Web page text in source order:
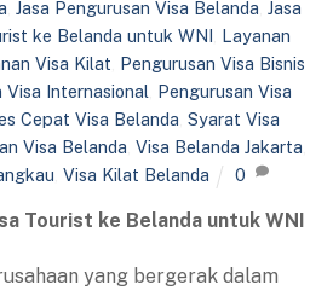
Jasa Pengurusan Visa Belanda Jasa
ke Belanda untuk WNI Layanan
Visa Kilat Pengurusan Visa Bisnis
Visa Internasional Pengurusan Visa
Cepat Visa Belanda Syarat Visa
Visa Belanda Visa Belanda Jakarta
Visa Kilat Belanda 0
Tourist ke Belanda untuk WNI
yang bergerak dalam